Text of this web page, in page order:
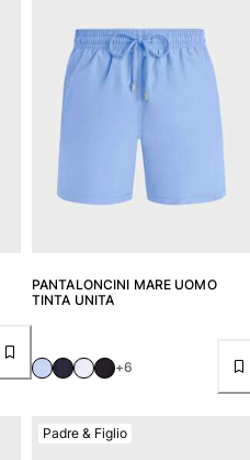
PANTALONCINI MARE UOMO
TINTA UNITA
+6
Padre & Figlio